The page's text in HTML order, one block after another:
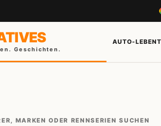
Geschichten.
AUTO-LEBEN
MARKEN ODER RENNSERIEN SUCHEN